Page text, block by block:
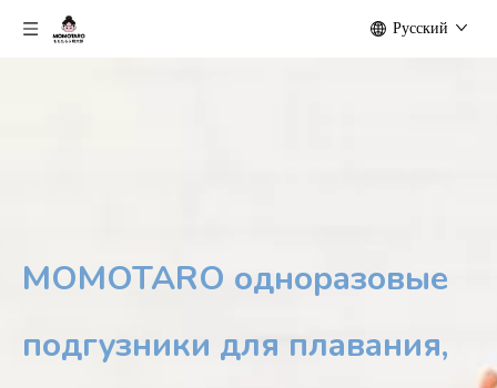
Pусский
MOMOTARO одноразовые
подгузники для плавания,